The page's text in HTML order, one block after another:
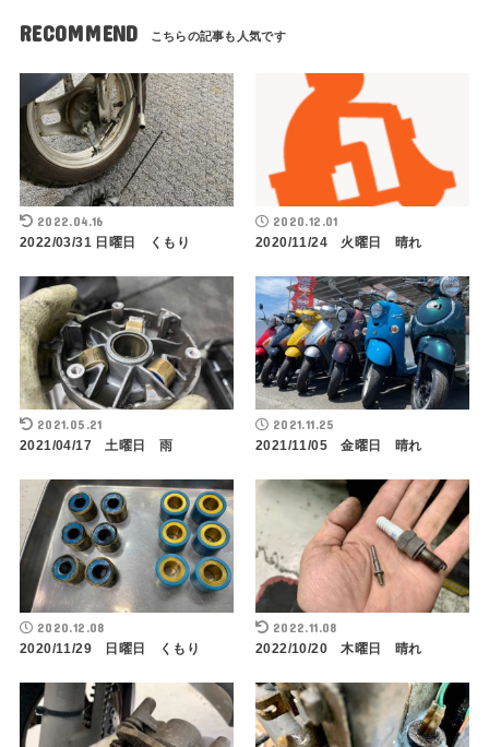
RECOMMEND
2022.04.16
2022/03/31 日曜日 くもり
2020.12.01
2020/11/24 火曜日 晴れ
2021.05.21
2021/04/17 土曜日 雨
2021.11.25
2021/11/05 金曜日 晴れ
2020.12.08
2020/11/29 日曜日 くもり
2022.11.08
2022/10/20 木曜日 晴れ